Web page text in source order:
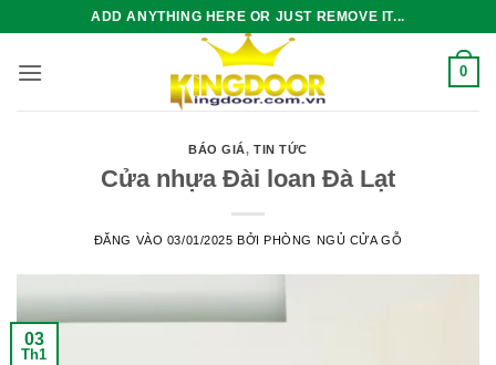
nội
ADD ANYTHING HERE OR JUST REMOVE IT...
0
BÁO GIÁ,TIN TỨC
Cửa nhựa Đài loan Đà Lạt
ĐĂNG VÀO 03/01/2025 BỞIPHÒNG NGỦ CỬA GỖ
03
Th1